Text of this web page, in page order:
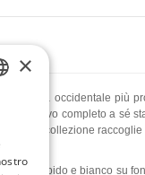
la pittura occidentale più
visivo completo a sé
Questa collezione
rosa morbido e bianco su
×